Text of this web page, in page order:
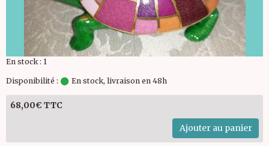
En stock : 1
Disponibilité : En stock, livraison en 48h
68,00€ TTC
Ajouter au panier